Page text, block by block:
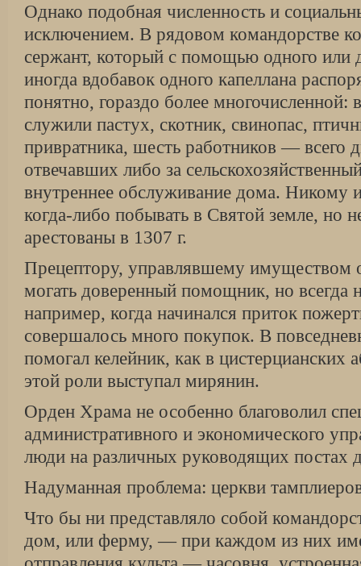
Однако по­добная численность и
исключением. В рядовом командорстве
сержант, который с по­мощью одного или
иногда вдобавок одного капеллана
понятно, гораздо более многочисленной:
служили пастух, скотник, свинопас,
привратника, шесть работников — всего
отвечавших либо за
внутреннее обслуживание дома. Никому
когда-либо побывать в Святой земле, но
арестованы в 1307 г.
Прецептору, управлявшему имуществом
могать доверенный помощник, но всегда
на­пример, когда начинался приток
совершалось много покупок. В
помогал келей­ник, как в цистерцианских
этой роли выступал мирянин.
Орден Храма не особенно благоволил
административного и экономического
люди на различных руководящих постах
Надуманная проблема: церкви
Что бы ни представляло собой
дом, или ферму, — при каждом из них